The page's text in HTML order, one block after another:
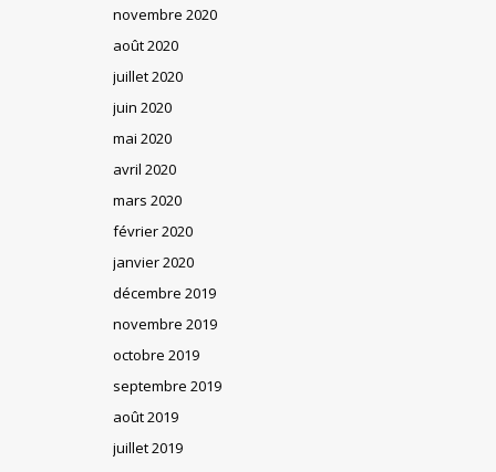
novembre 2020
août 2020
juillet 2020
juin 2020
mai 2020
avril 2020
mars 2020
février 2020
janvier 2020
décembre 2019
novembre 2019
octobre 2019
septembre 2019
août 2019
juillet 2019